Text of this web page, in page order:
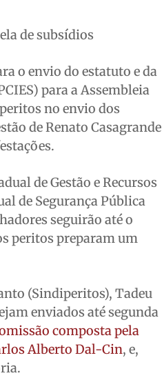
de subsídios
o envio do estatuto e da
para a Assembleia
no envio dos
de Renato Casagrande
de Gestão e Recursos
de Segurança Pública
seguirão até o
peritos preparam um
(Sindiperitos), Tadeu
enviados até segunda
composta pela
Alberto Dal-Cin, e,